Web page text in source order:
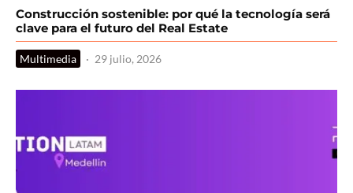
Construcción sostenible: por qué la tecnología será
clave para el futuro del Real Estate
Multimedia · 29 julio, 2026